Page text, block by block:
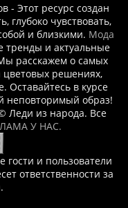
- Этот ресурс создан
глубоко чувствовать,
и близкими. Мода
тренды и актуальные
расскажем о самых
цветовых решениях,
Оставайтесь в курсе
неповторимый образ!
Леди из народа. Все
У НАС.
гости и пользователи
ответственности за